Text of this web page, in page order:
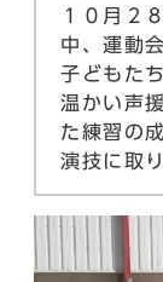
１０月２
中、運動
子どもた
温かい声
た練習の
演技に取